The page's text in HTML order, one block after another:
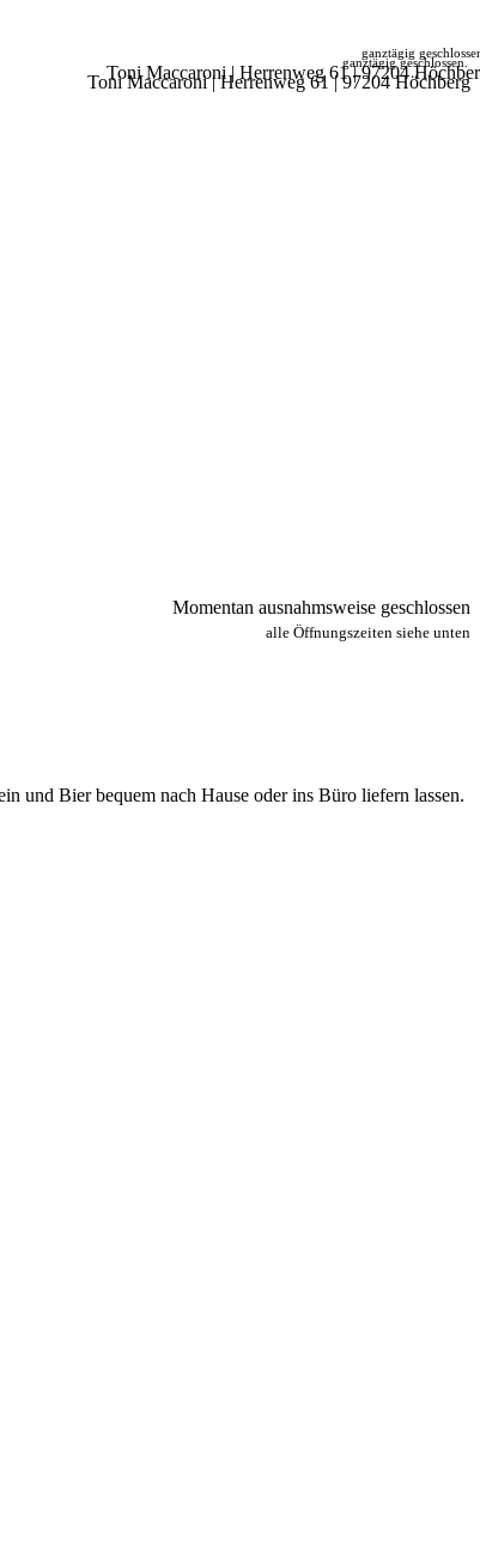
ganztägig
Toni Maccaroni | Herrenweg 61 | 97204
ganztägig geschlossen.
Toni Maccaroni | Herrenweg 61 | 97204 Höchberg
Momentan ausnahmsweise geschlossen
alle Öffnungszeiten siehe unten
und Bier bequem nach Hause oder ins Büro liefern lassen.